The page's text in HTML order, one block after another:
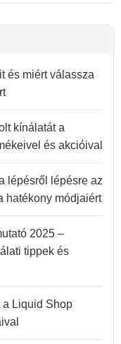
és miért válassza
kínálatát a
és akcióival
lépésről lépésre az
hatékony módjaiért
2025 –
tippek és
a Liquid Shop